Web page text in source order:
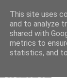
Select
This site uses
and to analyze
shared with
metrics to
statistics, and